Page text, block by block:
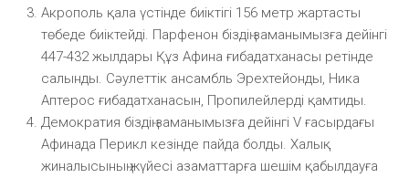
Акрополь қала үстінде биіктігі 156 метр жартасты
төбеде биіктейді. Парфенон біздің заманымызға дейінгі
447-432 жылдары Құз Афина ғибадатханасы ретінде
салынды. Сәулеттік ансамбль Эрехтейонды, Ника
Аптерос ғибадатханасын, Пропилейлерді қамтиды.
Демократия біздің заманымызға дейінгі V ғасырдағы
Афинада Перикл кезінде пайда болды. Халық
жиналысының жүйесі азаматтарға шешім қабылдауға